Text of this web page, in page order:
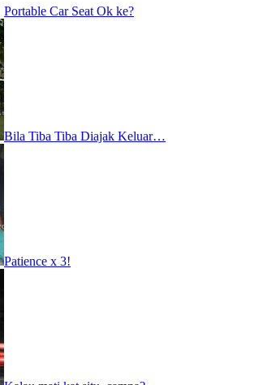
Portable Car Seat Ok ke?
Bila Tiba Tiba Diajak Keluar…
Patience x 3!